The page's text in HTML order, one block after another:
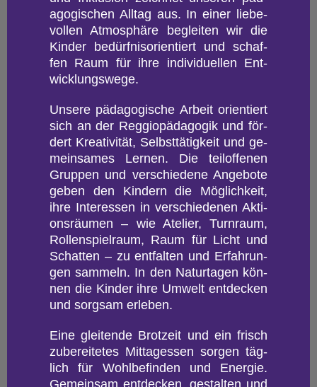
ago­gi­schen All­tag aus. In einer lie­be­
vol­len At­mo­sphä­re be­glei­ten wir die
Kin­der be­dürf­nis­ori­en­tiert und schaf­
fen Raum für ihre in­di­vi­du­el­len Ent­
wick­lungs­we­ge.
Un­se­re päd­ago­gi­sche Ar­beit ori­en­tiert
sich an der Reg­gio­päd­ago­gik und för­
dert Krea­ti­vi­tät, Selbst­tä­tig­keit und ge­
mein­sa­mes Ler­nen. Die tei­lof­fe­nen
Grup­pen und ver­schie­de­ne An­ge­bo­te
geben den Kin­dern die Mög­lich­keit,
ihre In­ter­es­sen in ver­schie­de­nen Ak­ti­
ons­räu­men – wie Ate­lier, Turn­raum,
Rol­len­spiel­raum, Raum für Licht und
Schat­ten – zu ent­fal­ten und Er­fah­run­
gen sam­meln. In den Na­tur­ta­gen kön­
nen die Kin­der ihre Um­welt ent­de­cken
und sorg­sam er­le­ben.
Eine glei­ten­de Brot­zeit und ein frisch
zu­be­rei­te­tes Mit­tag­essen sor­gen täg­
lich für Wohl­be­fin­den und En­er­gie.
Ge­mein­sam ent­de­cken, ge­stal­ten und